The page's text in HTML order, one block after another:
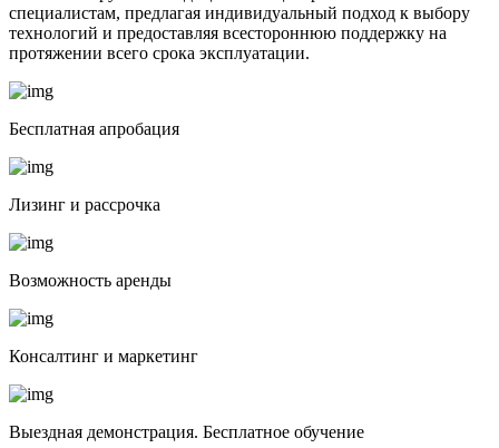
специалистам, предлагая индивидуальный подход к выбору
технологий и предоставляя всестороннюю поддержку на
протяжении всего срока эксплуатации.
Бесплатная апробация
Лизинг и рассрочка
Возможность аренды
Консалтинг и маркетинг
Выездная демонстрация. Бесплатное обучение